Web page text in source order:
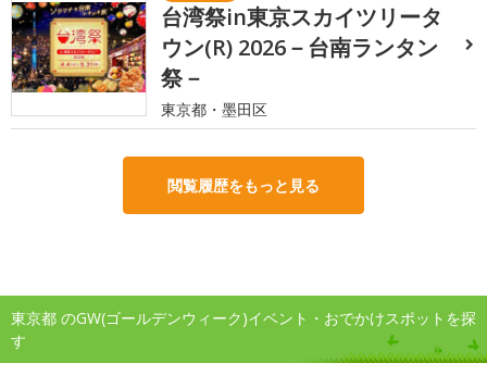
台湾祭in東京スカイツリータ
ウン(R) 2026－台南ランタン
祭－
東京都・墨田区
閲覧履歴をもっと見る
東京都 のGW(ゴールデンウィーク)イベント・おでかけスポットを探
す